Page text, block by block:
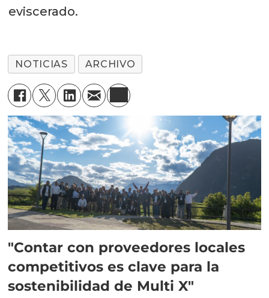
eviscerado.
NOTICIAS ARCHIVO
"Contar con proveedores locales
competitivos es clave para la
sostenibilidad de Multi X"